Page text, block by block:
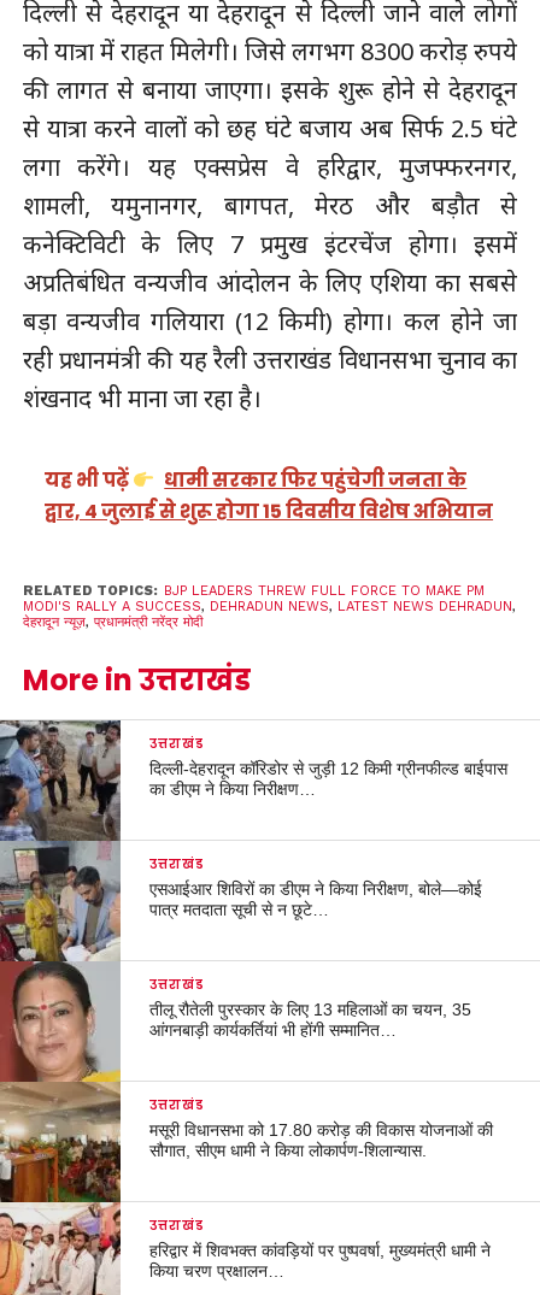
दिल्ली से देहरादून या देहरादून से दिल्ली जाने वाले लोगों
को यात्रा में राहत मिलेगी। जिसे लगभग 8300 करोड़ रुपये
की लागत से बनाया जाएगा। इसके शुरू होने से देहरादून
से यात्रा करने वालों को छह घंटे बजाय अब सिर्फ 2.5 घंटे
लगा करेंगे। यह एक्सप्रेस वे हरिद्वार, मुजफ्फरनगर,
शामली, यमुनानगर, बागपत, मेरठ और बड़ौत से
कनेक्टिविटी के लिए 7 प्रमुख इंटरचेंज होगा। इसमें
अप्रतिबंधित वन्यजीव आंदोलन के लिए एशिया का सबसे
बड़ा वन्यजीव गलियारा (12 किमी) होगा। कल होने जा
रही प्रधानमंत्री की यह रैली उत्तराखंड विधानसभा चुनाव का
शंखनाद भी माना जा रहा है।
यह भी पढ़ें
धामी सरकार फिर पहुंचेगी जनता के
द्वार, 4 जुलाई से शुरू होगा 15 दिवसीय विशेष अभियान
RELATED TOPICS: BJP LEADERS THREW FULL FORCE TO MAKE PM
MODI'S RALLY A SUCCESS, DEHRADUN NEWS, LATEST NEWS DEHRADUN,
देहरादून न्यूज़, प्रधानमंत्री नरेंद्र मोदी
More in उत्तराखंड
उत्तराखंड
दिल्ली-देहरादून कॉरिडोर से जुड़ी 12 किमी ग्रीनफील्ड बाईपास
का डीएम ने किया निरीक्षण…
उत्तराखंड
एसआईआर शिविरों का डीएम ने किया निरीक्षण, बोले—कोई
पात्र मतदाता सूची से न छूटे…
उत्तराखंड
तीलू रौतेली पुरस्कार के लिए 13 महिलाओं का चयन, 35
आंगनबाड़ी कार्यकर्तियां भी होंगी सम्मानित…
उत्तराखंड
मसूरी विधानसभा को 17.80 करोड़ की विकास योजनाओं की
सौगात, सीएम धामी ने किया लोकार्पण-शिलान्यास.
उत्तराखंड
हरिद्वार में शिवभक्त कांवड़ियों पर पुष्पवर्षा, मुख्यमंत्री धामी ने
किया चरण प्रक्षालन…